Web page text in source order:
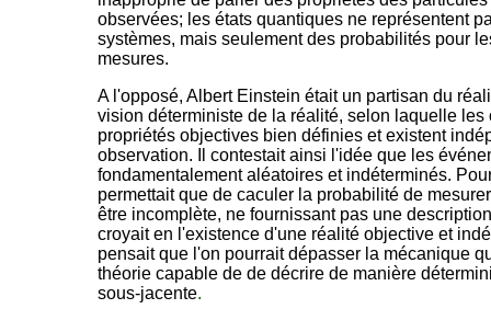
observées; les états quantiques ne représentent
systèmes, mais seulement des probabilités pour
mesures.
A l'opposé, Albert Einstein était un partisan du
vision déterministe de la réalité, selon laquelle les
propriétés objectives bien définies et existent
observation. Il contestait ainsi l'idée que les
fondamentalement aléatoires et indéterminés.
permettait que de caculer la probabilité de
être incomplète, ne fournissant pas une
croyait en l'existence d'une réalité objective et
pensait que l'on pourrait dépasser la mécanique
théorie capable de de décrire de manière
sous-jacente.